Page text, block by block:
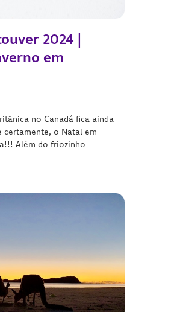
2024 |
em
no Canadá fica ainda
certamente, o Natal em
Além do friozinho